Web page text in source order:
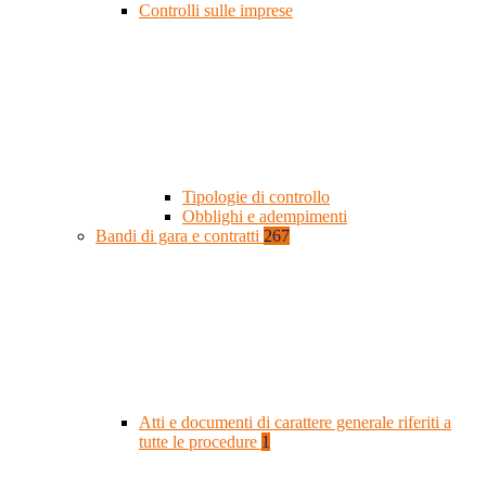
Controlli sulle imprese
Tipologie di controllo
Obblighi e adempimenti
Bandi di gara e contratti 267
Atti e documenti di carattere generale riferiti a
tutte le procedure 1